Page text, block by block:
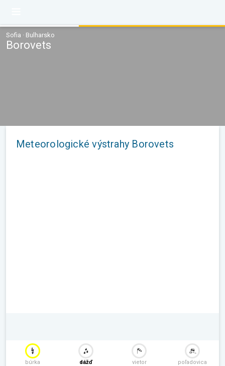
Sofia · Bulharsko
Borovets
Meteorologické výstrahy Borovets
búrka dážď vietor poľadovica